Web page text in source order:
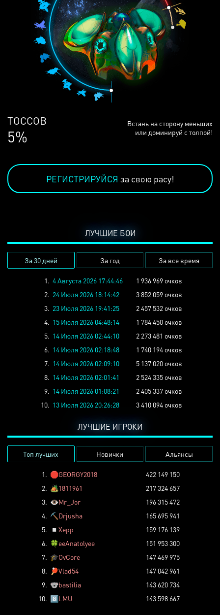
ЛЮДЕЙ
68%
Встань на сторону меньших
или доминируй с толпой!
РЕГИСТРИРУЙСЯ за свою расу!
ЛУЧШИЕ БОИ
За 30 дней За год За все время
1. 4 Августа 2026 17:44:46
1 936 969 очков
2. 24 Июля 2026 18:14:42
3 852 059 очков
3. 23 Июля 2026 19:41:25
2 457 532 очков
4. 15 Июля 2026 04:48:14
1 784 450 очков
5. 14 Июля 2026 02:44:10
2 273 481 очков
6. 14 Июля 2026 02:18:48
1 740 194 очков
7. 14 Июля 2026 02:09:10
5 137 020 очков
8. 14 Июля 2026 02:01:41
2 524 335 очков
9. 14 Июля 2026 01:08:21
2 405 337 очков
10. 13 Июля 2026 20:26:28 3 410 094 очков
ЛУЧШИЕ ИГРОКИ
Топ лучших Новички Альянсы
1. 🛑GEORGY2018
422 149 150
2. 🏕️1811961
217 324 657
3. 👁️Mr_Jor
196 315 472
4. ⛏️ Drjusha
165 695 941
5.
◽ Xepp
159 176 139
6. 🍀eeAnatolyee
151 953 300
7. 🎓OvCore
147 469 975
8.
🏓Vlad54
147 042 961
9. 🐨bastilia
143 620 734
10. 8️⃣LMU 143 598 667